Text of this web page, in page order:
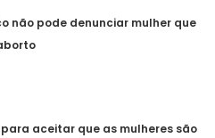
não pode denunciar mulher que
aceitar que as mulheres são